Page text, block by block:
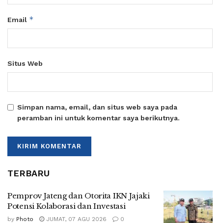
Email *
Situs Web
Simpan nama, email, dan situs web saya pada
peramban ini untuk komentar saya berikutnya.
TERBARU
Pemprov Jateng dan Otorita IKN Jajaki
Potensi Kolaborasi dan Investasi
by Photo JUMAT, 07 AGU 2026 0